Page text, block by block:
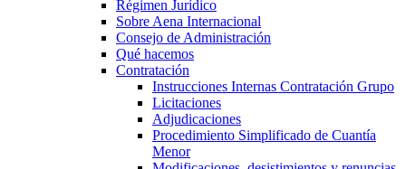
Régimen Jurídico
Sobre Aena Internacional
Consejo de Administración
Qué hacemos
Contratación
Instrucciones Internas Contratación Grupo
Licitaciones
Adjudicaciones
Procedimiento Simplificado de Cuantía
Menor